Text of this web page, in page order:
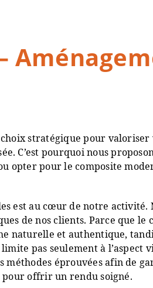
stratégique pour
C’est pourquoi nous
opter pour le composite
est au cœur de notre
de nos clients. Parce que
naturelle et authentique,
pas seulement à
méthodes éprouvées afin de
offrir un rendu soigné.